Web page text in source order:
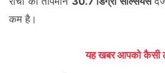
कम है।
यह खबर आपको कैसी